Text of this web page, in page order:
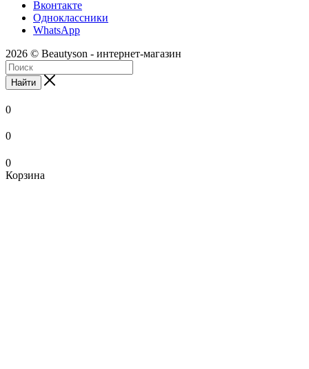
Вконтакте
Одноклассники
WhatsApp
2026 © Beautyson - интернет-магазин
Найти
0
0
0
Корзина